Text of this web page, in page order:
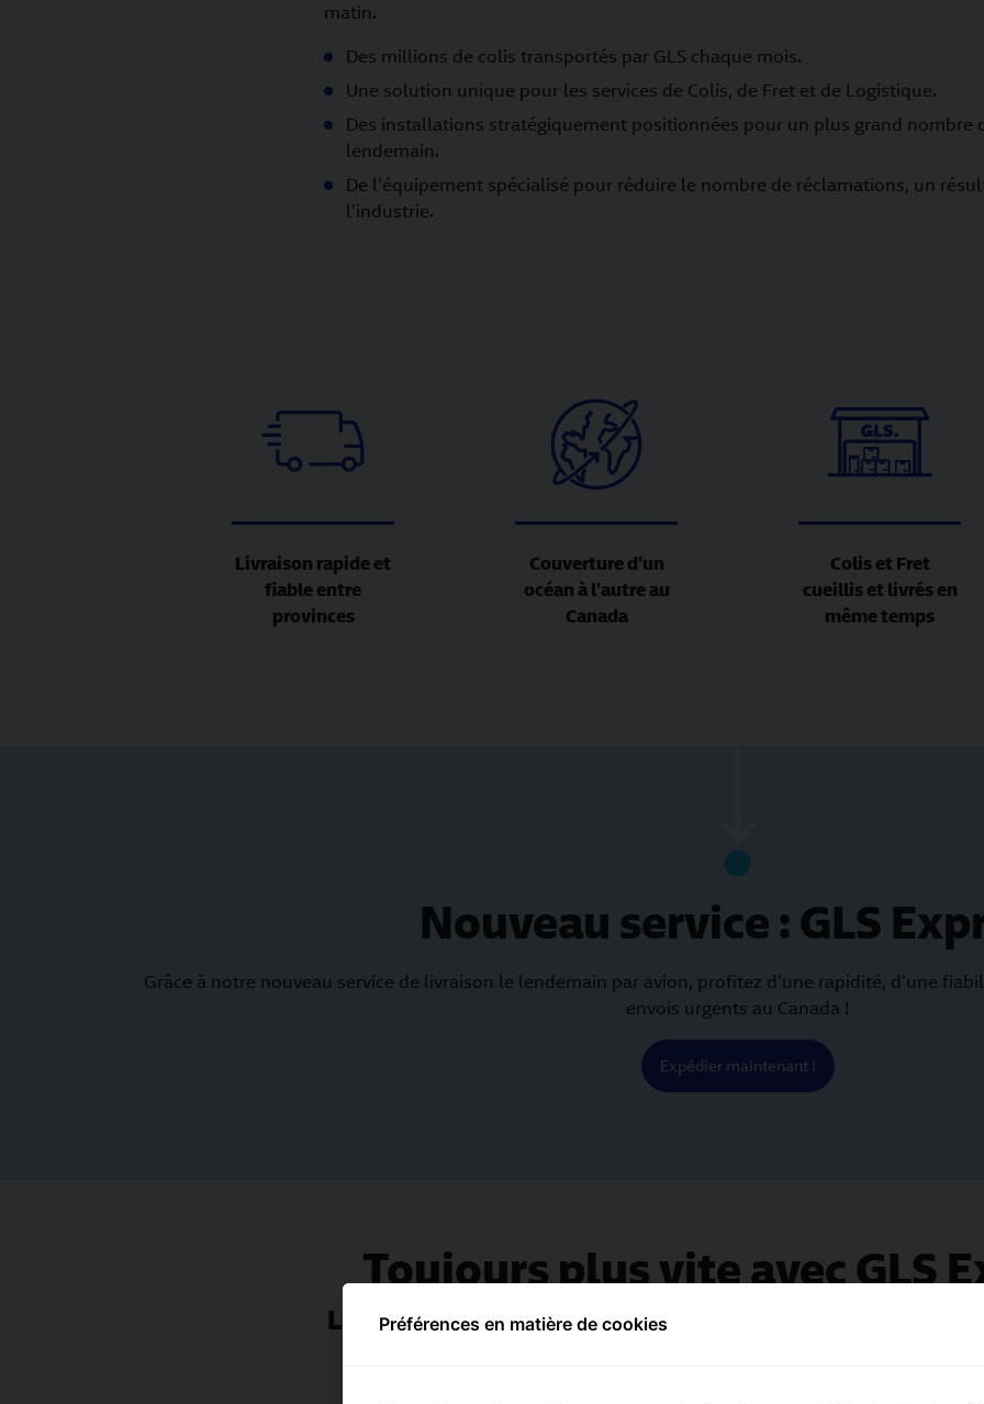
matin.
Des millions de colis transportés par GLS chaque mois.
Une solution unique pour les services de Colis, de Fret et de Logistique.
Des installations stratégiquement positionnées pour un plus grand nombre
lendemain.
De l'équipement spécialisé pour réduire le nombre de réclamations, un
l'industrie.
Livraison rapide et
fiable entre
provinces
Couverture d'un
océan à l'autre au
Canada
Colis et Fret
cueillis et livrés en
même temps
Nouveau service : GLS
Grâce à notre nouveau service de livraison le lendemain par avion, profitez d'une rapidité, d'une
envois urgents au Canada !
Expédier maintenant !
Toujours plus vite avec GLS
Livrez vos colis depuis l'Ontario et le Québec
Préférences en matière de cookies